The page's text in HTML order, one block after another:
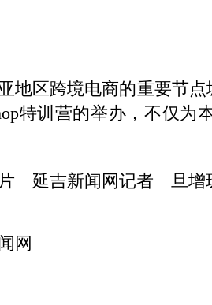
区跨境电商的重要节点
特训营的举办，不仅
延吉新闻网记者 旦增
网